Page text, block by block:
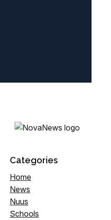
Categories
Home
News
Nuus
Schools